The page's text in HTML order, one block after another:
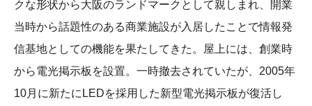
クな形状から大阪のランドマークとして親しまれ、開業
当時から話題性のある商業施設が入居したことで情報発
信基地としての機能を果たしてきた。屋上には、創業時
から電光掲示板を設置。一時撤去されていたが、2005年
10月に新たにLEDを採用した新型電光掲示板が復活し